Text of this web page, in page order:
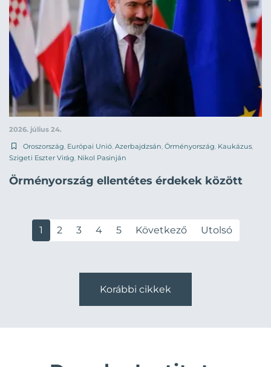
2026. július 24.
Oroszország, Európai Unió, Azerbajdzsán, Örményország, Kaukázus,
Szigeti Eszter Virág, Nikol Pasinján
Örményország ellentétes érdekek között
1 2 3 4 5 Következő Utolsó
Korábbi cikkek